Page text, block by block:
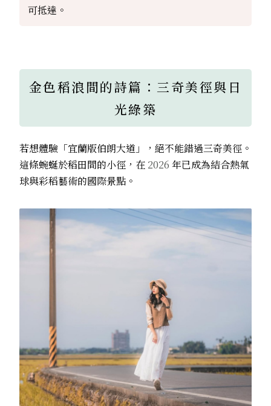
可抵達。
金色稻浪間的詩篇：三奇美徑與日
光綠築
若想體驗「宜蘭版伯朗大道」，絕不能錯過三奇美徑。
這條蜿蜒於稻田間的小徑，在 2026 年已成為結合熱氣
球與彩稻藝術的國際景點。